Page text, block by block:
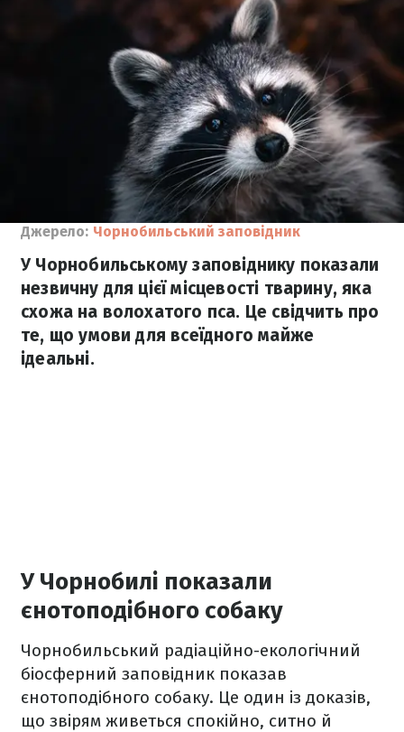
Джерело: Чорнобильський заповідник
У Чорнобильському заповіднику показали
незвичну для цієї місцевості тварину, яка
схожа на волохатого пса. Це свідчить про
те, що умови для всеїдного майже
ідеальні.
У Чорнобилі показали
єнотоподібного собаку
Чорнобильський радіаційно-екологічний
біосферний заповідник показав
єнотоподібного собаку. Це один із доказів,
що звірям живеться спокійно, ситно й